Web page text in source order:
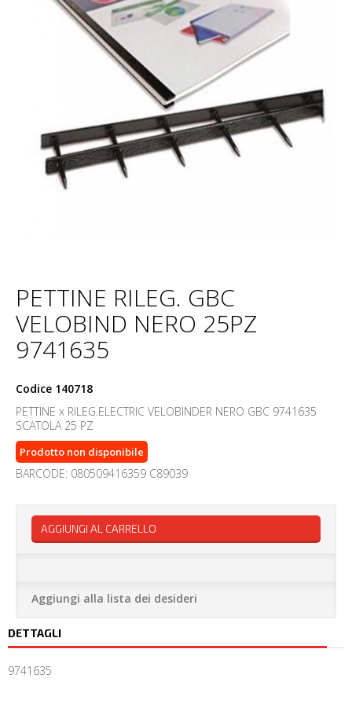
PETTINE RILEG. GBC
VELOBIND NERO 25PZ
9741635
Codice 140718
PETTINE x RILEG.ELECTRIC VELOBINDER NERO GBC 9741635
SCATOLA 25 PZ
Prodotto non disponibile
BARCODE: 080509416359 C89039
AGGIUNGI AL CARRELLO
Aggiungi alla lista dei desideri
DETTAGLI
9741635